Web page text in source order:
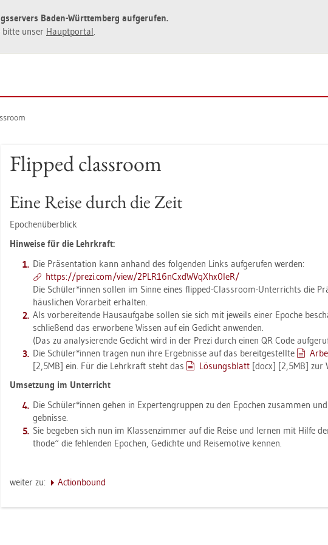
Baden-Würt­tem­berg auf­ge­ru­fen.
bitte unser Haupt­por­tal.
Flip­ped class­room
Eine Reise durch die Zeit
Epo­chen­über­blick
Hin­wei­se für die Lehr­kraft:
Die Prä­sen­ta­ti­on kann an­hand des fol­gen­den Links auf­ge­ru­fen wer­den:
https://​prezi.​com/​view/​2PL​R16n​CxdW​VqXh​x0Ie​R/
Die Schü­ler*innen sol­len im Sinne eines flip­ped-Class­room-Un­ter­richts die
häus­li­chen Vor­ar­beit er­hal­ten.
Als vor­be­rei­ten­de Haus­auf­ga­be sol­len sie sich mit je­weils einer Epo­che
schlie­ßend das er­wor­be­ne Wis­sen auf ein Ge­dicht an­wen­den.
(Das zu ana­ly­sie­ren­de Ge­dicht wird in der Prezi durch einen QR Code
Die Schü­ler*innen tra­gen nun ihre Er­geb­nis­se auf das be­reit­ge­stell­te
[2,5MB] ein. Für die Lehr­kraft steht das
Lö­sungs­blatt[docx] [2,5MB] zur
Um­set­zung im Un­ter­richt
Die Schü­ler*innen gehen in Ex­per­ten­grup­pen zu den Epo­chen zu­sam­men
geb­nis­se.
Sie be­ge­ben sich nun im Klas­sen­zim­mer auf die Reise und ler­nen mit Hilfe
tho­de“ die feh­len­den Epo­chen, Ge­dich­te und Rei­se­mo­ti­ve ken­nen.
wei­ter zu: Ac­tion­bound